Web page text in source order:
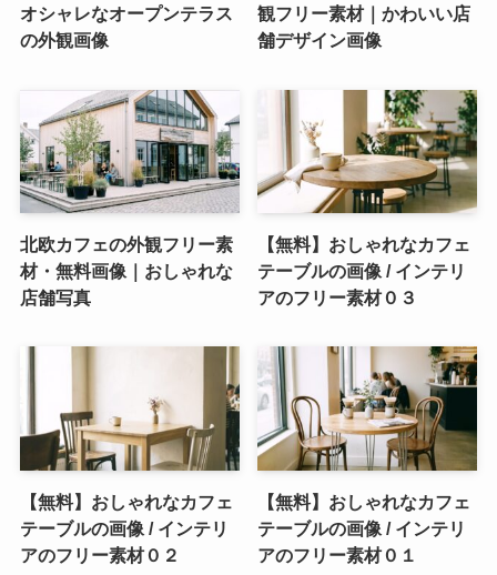
オシャレなオープンテラス
の外観画像
観フリー素材｜かわいい店
舗デザイン画像
北欧カフェの外観フリー素
材・無料画像｜おしゃれな
店舗写真
【無料】おしゃれなカフェ
テーブルの画像 / インテリ
アのフリー素材０３
【無料】おしゃれなカフェ
テーブルの画像 / インテリ
アのフリー素材０２
【無料】おしゃれなカフェ
テーブルの画像 / インテリ
アのフリー素材０１